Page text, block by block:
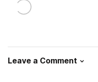
Leave a Comment